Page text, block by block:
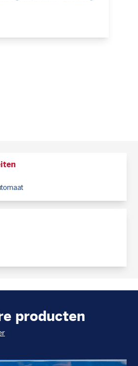
producten